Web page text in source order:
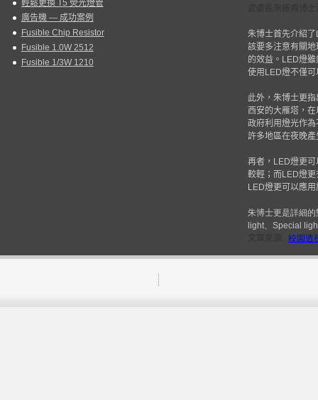
輕鬆更換 T5 熒光燈管
廣告機 — 成功案例
Fusible Chip Resistor
Fusible 1.0W 2512
Fusible 1/3W 1210
朱博士首先介紹了
該要多注意有關
的效益。 LED燈雖
使用 LED燈不僅可
此外，朱博士更指
西安的大雁塔，
政府利用燈光作
許多地區在夜晚
再者， LED燈更可
較輕；而 LED燈更
LED燈更可以應
朱博士更是詳細
light、Special
校園透